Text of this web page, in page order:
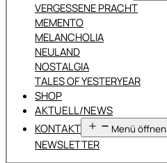
VERGESSENE PRACHT
MEMENTO
MELANCHOLIA
NEULAND
NOSTALGIA
TALES OF YESTERYEAR
SHOP
AKTUELL/NEWS
KONTAKT
Menü öffnen
NEWSLETTER